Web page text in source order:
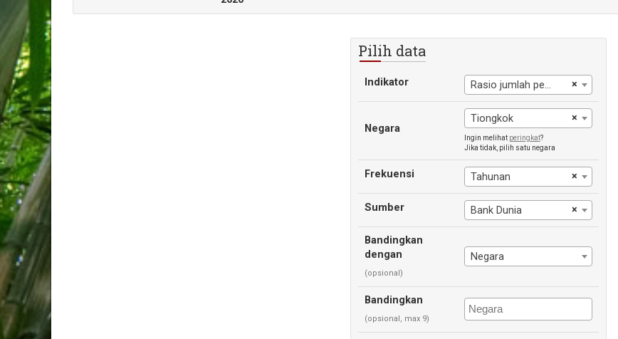
Pilih data
Indikator ×
Rasio jumlah penduduk miskin dengan pengeluaran $2,15 per hari
Negara
×
Tiongkok
Ingin melihat peringkat?
Jika tidak, pilih satu negara
Frekuensi ×
Tahunan
Sumber ×
Bank Dunia
Bandingkan
dengan
(opsional)
Negara
Bandingkan
(opsional, max 9)